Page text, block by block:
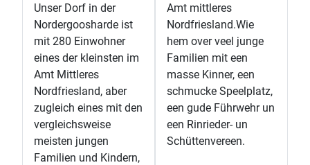
Unser Dorf in der
Nordergoosharde ist
mit 280 Einwohner
eines der kleinsten im
Amt Mittleres
Nordfriesland, aber
zugleich eines mit den
vergleichsweise
meisten jungen
Familien und Kindern,
Amt mittleres
Nordfriesland.Wie
hem over veel junge
Familien mit een
masse Kinner, een
schmucke Speelplatz,
een gude Führwehr un
een Rinrieder- un
Schüttenvereen.